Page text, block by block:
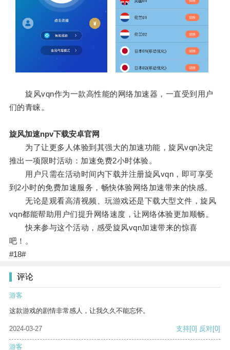
旋风vqn作为一款高性能的网络加速器，一直受到用户
们的青睐。
旋风加速npv下载安卓官网
为了让更多人体验到其强大的加速功能，旋风vqn决定
推出一项限时活动：加速免费2小时体验。
用户只需在活动时间内下载并注册旋风vqn，即可享受
到2小时的免费加速服务，畅快体验网络加速带来的快感。
无论是观看高清视频、玩游戏还是下载大型文件，旋风
vqn都能帮助用户们提升网络速度，让网络体验更加顺畅。
快来参与这个活动，感受旋风vqn加速带来的惊喜
吧！。
#18#
评论
游客
这款游戏的剧情非常感人，让我久久不能忘怀。
2024-03-27 支持[0] 反对[0]
游客